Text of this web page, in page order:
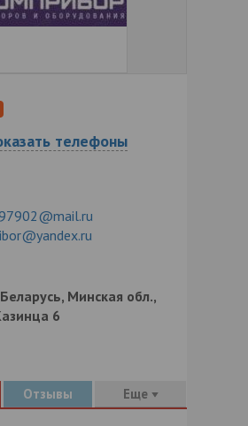
телефоны
Минская обл.,
6
Отзывы Еще